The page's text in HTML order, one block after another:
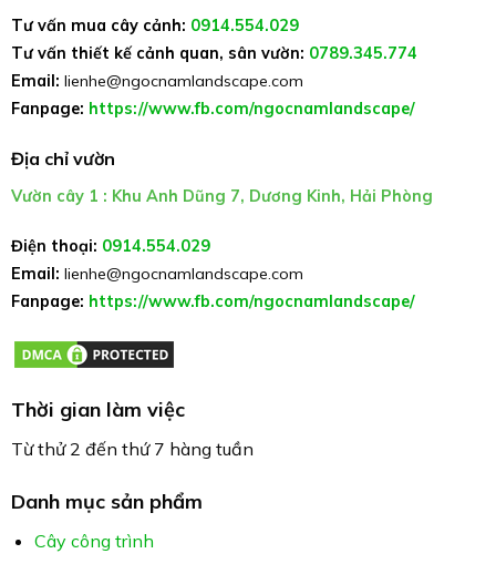
Tư vấn mua cây cảnh: 0914.554.029
Tư vấn thiết kế cảnh quan, sân vườn: 0789.345.774
Email: lienhe@ngocnamlandscape.com
Fanpage: https://www.fb.com/ngocnamlandscape/
Địa chỉ vườn
Vườn cây 1 : Khu Anh Dũng 7, Dương Kinh, Hải Phòng
Điện thoại: 0914.554.029
Email: lienhe@ngocnamlandscape.com
Fanpage: https://www.fb.com/ngocnamlandscape/
Thời gian làm việc
Từ thử 2 đến thứ 7 hàng tuần
Danh mục sản phẩm
Cây công trình